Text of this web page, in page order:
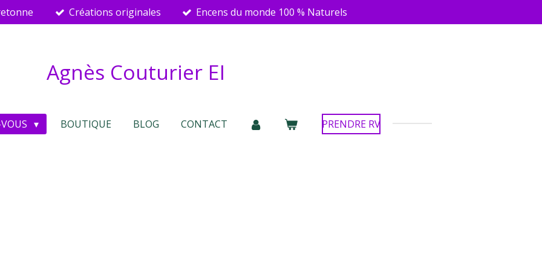
Créations originales Encens du monde 100 % Naturels
Agnès Couturier EI
BOUTIQUE BLOG CONTACT PRENDRE RV